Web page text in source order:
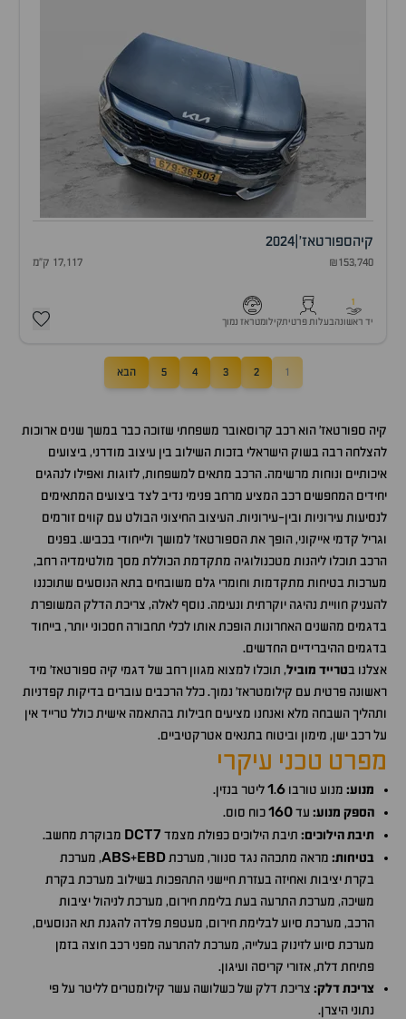
קיהספורטאז' 2024
₪153,740 17,117 ק"מ
1
יד ראשונהבעלות פרטיתקילומטראז נמוך
1
2
3
4
5 הבא
קיה ספורטאז' הוא רכב קרוסאובר משפחתי שזוכה כבר במשך שנים ארוכות
להצלחה רבה בשוק הישראלי בזכות השילוב בין עיצוב מודרני, ביצועים
איכותיים ונוחות מרשימה. הרכב מתאים למשפחות, לזוגות ואפילו לנהגים
יחידים המחפשים רכב המציע מרחב פנימי נדיב לצד ביצועים המתאימים
לנסיעות עירוניות ובין-עירוניות. העיצוב החיצוני הבולט עם קווים זורמים
וגריל קדמי אייקוני, הופך את הספורטאז' למושך ולייחודי בכביש. בפנים
הרכב תוכלו ליהנות מטכנולוגיה מתקדמת הכוללת מסך מולטימדיה רחב,
מערכות בטיחות מתקדמות וחומרי גלם משובחים בתא הנוסעים שתוכננו
להעניק חוויית נהיגה יוקרתית ונעימה. נוסף לאלה, צריכת הדלק המשופרת
בדגמים מהשנים האחרונות הופכת אותו לכלי תחבורה חסכוני יותר, בייחוד
בדגמים ההיברידיים החדשים.
אצלנו בטרייד מוביל, תוכלו למצוא מגוון רחב של דגמי קיה ספורטאז' מיד
ראשונה פרטית עם קילומטראז' נמוך. כלל הרכבים עוברים בדיקות קפדניות
ותהליך השבחה מלא ואנחנו מציעים חבילות בהתאמה אישית כולל טרייד אין
על רכב ישן, מימון וביטוח בתנאים אטרקטיביים.
מפרט טכני עיקרי
מנוע: מנוע טורבו 1.6
ליטר בנזין.
הספק מנוע: עד160כוח סוס.
תיבת הילוכים: תיבת הילוכים כפולת מצמד DCT7 מבוקרת מחשב.
בטיחות: מראה מתכהה נגד סנוור, מערכת ABS+EBD
, מערכת
בקרת יציבות ואחיזה בעזרת חיישני התהפכות בשילוב מערכת בקרת
משיכה, מערכת התרעה בעת בלימת חירום, מערכת לניהול יציבות
הרכב, מערכת סיוע לבלימת חירום, מעטפת פלדה להגנת תא הנוסעים,
מערכת סיוע לזינוק בעלייה, מערכת להתרעה מפני רכב חוצה בזמן
פתיחת דלת, אזורי קריסה ועיגון.
צריכת דלק: צריכת דלק של כשלושה עשר קילומטרים לליטר על פי
נתוני היצרן.